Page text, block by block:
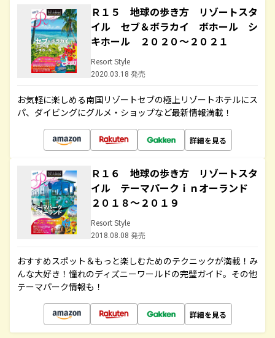
Ｒ１５ 地球の歩き方 リゾートスタ
イル セブ＆ボラカイ ボホール シ
キホール ２０２０～２０２１
Resort Style
2020.03.18 発売
お気軽に楽しめる南国リゾートセブの極上リゾートホテルにス
パ、ダイビングにグルメ・ショップなど最新情報満載！
詳細を見る
Ｒ１６ 地球の歩き方 リゾートスタ
イル テーマパークｉｎオーランド
２０１８～２０１９
Resort Style
2018.08.08 発売
おすすめスポット＆もっと楽しむためのテクニックが満載！み
んな大好き！憧れのディズニーワールドの完璧ガイド。その他
テーマパーク情報も！
詳細を見る